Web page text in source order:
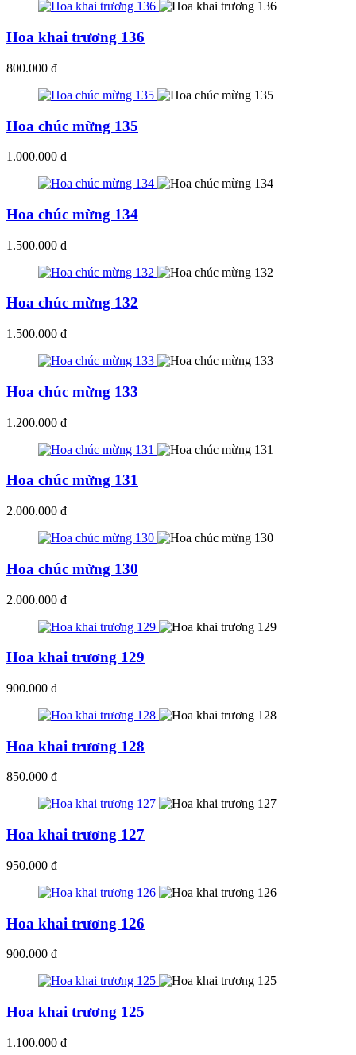
Hoa khai trương 136
800.000 đ
Hoa chúc mừng 135
1.000.000 đ
Hoa chúc mừng 134
1.500.000 đ
Hoa chúc mừng 132
1.500.000 đ
Hoa chúc mừng 133
1.200.000 đ
Hoa chúc mừng 131
2.000.000 đ
Hoa chúc mừng 130
2.000.000 đ
Hoa khai trương 129
900.000 đ
Hoa khai trương 128
850.000 đ
Hoa khai trương 127
950.000 đ
Hoa khai trương 126
900.000 đ
Hoa khai trương 125
1.100.000 đ